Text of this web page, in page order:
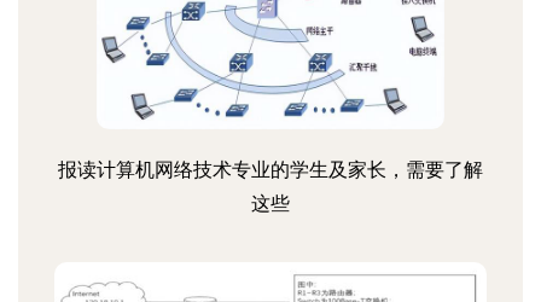
报读计算机网络技术专业的学生及家长，需要了解
这些